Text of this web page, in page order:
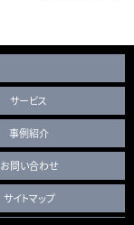
サービス
事例紹介
お問い合わせ
サイトマップ